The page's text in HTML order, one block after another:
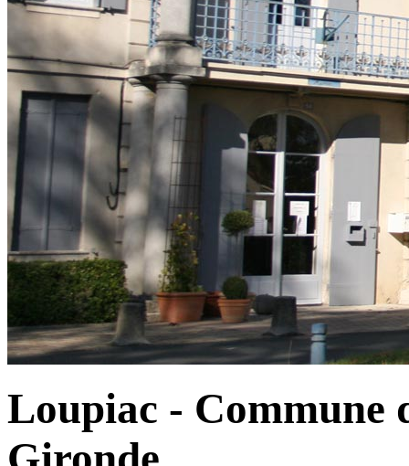
Loupiac - Commune